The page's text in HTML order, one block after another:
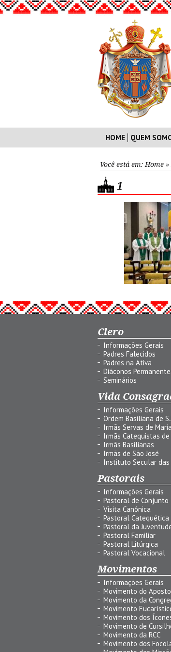
HOME QUEM
Você está em: Home »
1
Clero
Informações Gerais
Padres Falecidos
Padres na Ativa
Diáconos
Seminários
Vida
Informações Gerais
Ordem Basiliana de
Irmãs Servas de
Irmãs Catequistas
Irmãs Basilianas
Irmãs de São José
Instituto Secular das
Pastorais
Informações Gerais
Pastoral de Conjunto
Visita Canônica
Pastoral Catequética
Pastoral da
Pastoral Familiar
Pastoral Litúrgica
Pastoral Vocacional
Movimentos
Informações Gerais
Movimento do
Movimento da
Movimento
Movimento dos
Movimento de
Movimento da RCC
Movimento dos